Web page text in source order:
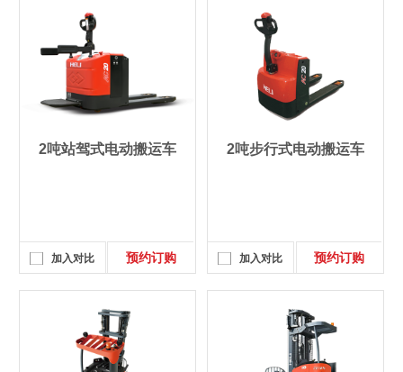
2吨站驾式电动搬运车
加入对比 预约订购
2吨步行式电动搬运车
加入对比 预约订购